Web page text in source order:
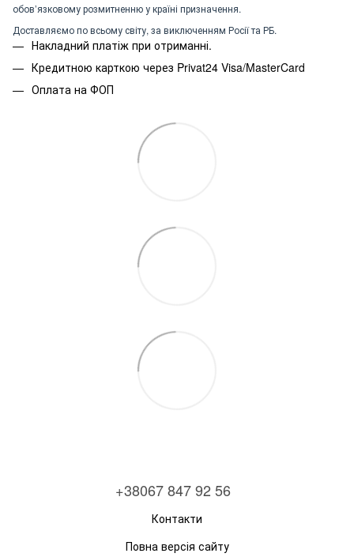
обов’язковому розмитненню у країні призначення.
Доставляємо по всьому світу, за виключенням Росії та РБ.
Накладний платіж при отриманні.
Кредитною карткою через Privat24 Visa/MasterCard
Оплата на ФОП
+38067 847 92 56
Контакти
Повна версія сайту